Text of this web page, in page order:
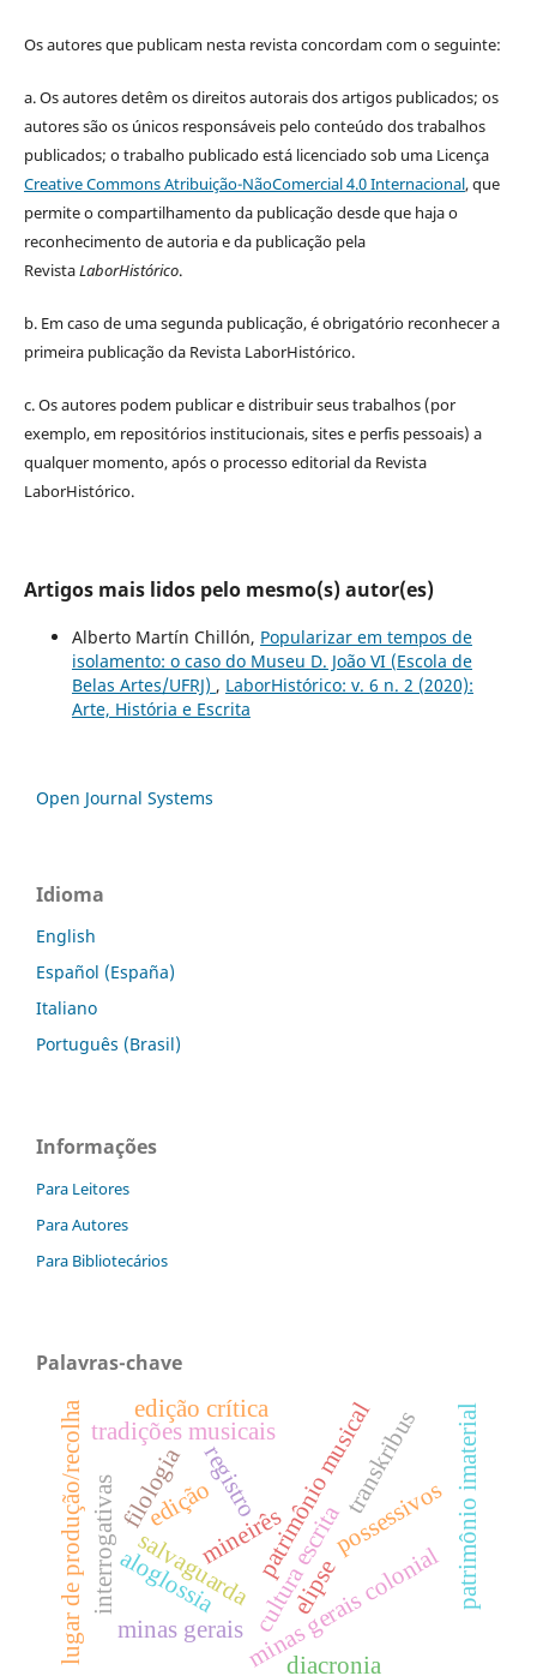
Os autores que publicam nesta revista concordam com o seguinte:
a.Os autores detêm os direitos autorais dos artigos publicados; os
autores são os únicos responsáveis pelo conteúdo dos trabalhos
publicados; o trabalho publicado está licenciado sob uma Licença
Creative Commons Atribuição-NãoComercial 4.0 Internacional, que
permite o compartilhamento da publicação desde que haja o
reconhecimento de autoria e da publicação pela
RevistaLaborHistórico.
b. Em caso de uma segunda publicação, é obrigatório reconhecer a
primeira publicação da Revista LaborHistórico.
c. Os autores podem publicar e distribuir seus trabalhos (por
exemplo, em repositórios institucionais, sites e perfis pessoais) a
qualquer momento, após o processo editorial da Revista
LaborHistórico.
Artigos mais lidos pelo mesmo(s) autor(es)
Alberto Martín Chillón, Popularizar em tempos de
isolamento: o caso do Museu D. João VI (Escola de
Belas Artes/UFRJ) , LaborHistórico: v. 6 n. 2 (2020):
Arte, História e Escrita
Open Journal Systems
Idioma
English
Español (España)
Italiano
Português (Brasil)
Informações
Para Leitores
Para Autores
Para Bibliotecários
Palavras-chave
minas gerais colonial
cultura escrita
mineirês patrimônio imaterial
registro
salvaguarda
minas gerais
interrogativas elipse
patrimônio musical
tradições musicais
lugar de produção/recolha possessivos
filologia transkribus
aloglossia
diacronia
edição crítica
edição